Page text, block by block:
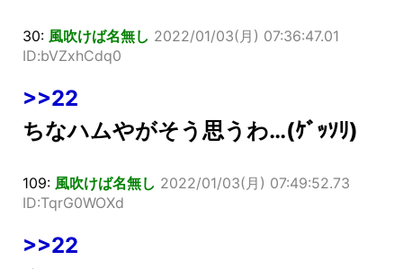
30: 風吹けば名無し 2022/01/03(月) 07:36:47.01
ID:bVZxhCdq0
>>22
ちなハムやがそう思うわ…(ｹﾞｯｿﾘ)
109: 風吹けば名無し 2022/01/03(月) 07:49:52.73
ID:TqrG0WOXd
>>22